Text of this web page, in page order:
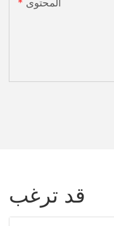
المحتوى
قد ترغب